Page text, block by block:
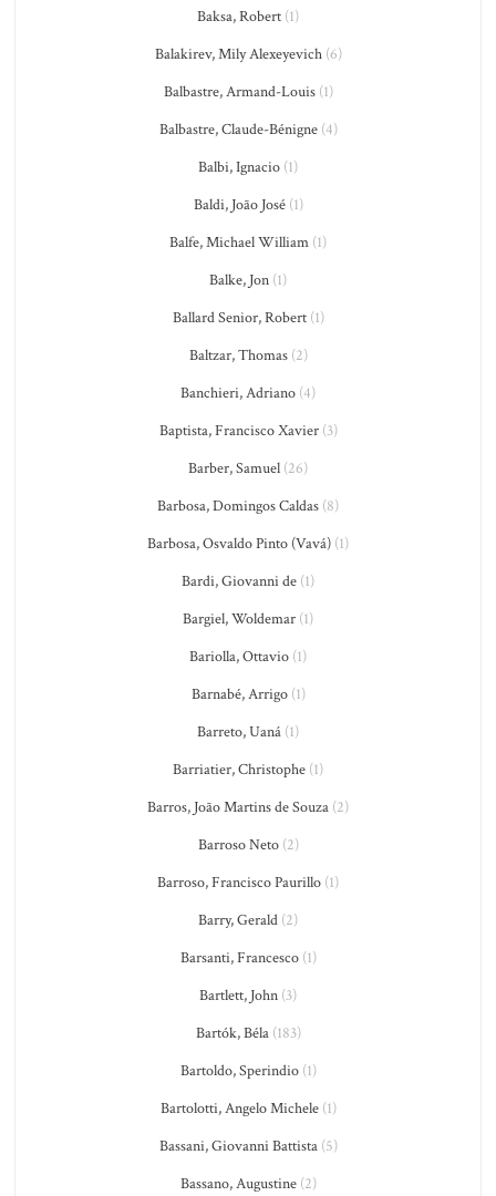
Baksa, Robert (1)
Balakirev, Mily Alexeyevich(6)
Balbastre, Armand-Louis(1)
Balbastre, Claude-Bénigne(4)
Balbi, Ignacio (1)
Baldi, João José(1)
Balfe, Michael William (1)
Balke, Jon (1)
Ballard Senior, Robert(1)
Baltzar, Thomas(2)
Banchieri, Adriano (4)
Baptista, Francisco Xavier(3)
Barber, Samuel (26)
Barbosa, Domingos Caldas (8)
Barbosa, Osvaldo Pinto (Vavá) (1)
Bardi, Giovanni de (1)
Bargiel, Woldemar (1)
Bariolla, Ottavio (1)
Barnabé, Arrigo(1)
Barreto, Uaná (1)
Barriatier, Christophe (1)
Barros, João Martins de Souza (2)
Barroso Neto(2)
Barroso, Francisco Paurillo (1)
Barry, Gerald (2)
Barsanti, Francesco(1)
Bartlett, John (3)
Bartók, Béla(183)
Bartoldo, Sperindio(1)
Bartolotti, Angelo Michele(1)
Bassani, Giovanni Battista(5)
Bassano, Augustine(2)